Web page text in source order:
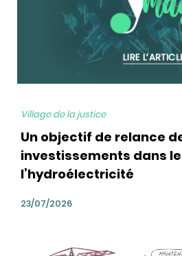
Village de la justice
Un objectif de relance
investissements dans
l’hydroélectricité
23/07/2026